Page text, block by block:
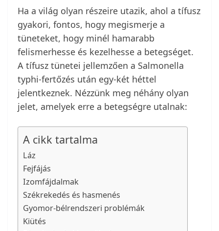
Ha a világ olyan részeire utazik, ahol a tífusz
gyakori, fontos, hogy megismerje a
tüneteket, hogy minél hamarabb
felismerhesse és kezelhesse a betegséget.
A tífusz tünetei jellemzően a Salmonella
typhi-fertőzés után egy-két héttel
jelentkeznek. Nézzünk meg néhány olyan
jelet, amelyek erre a betegségre utalnak:
A cikk tartalma
Láz
Fejfájás
Izomfájdalmak
Székrekedés és hasmenés
Gyomor-bélrendszeri problémák
Kiütés